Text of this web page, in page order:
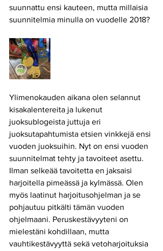
suunnattu ensi kauteen, mutta millaisia
suunnitelmia minulla on vuodelle 2018?
Ylimenokauden aikana olen selannut
kisakalentereita ja lukenut
juoksublogeista juttuja eri
juoksutapahtumista etsien vinkkejä ensi
vuoden juoksuihin. Nyt on ensi vuoden
suunnitelmat tehty ja tavoiteet asettu.
Ilman selkeää tavoitetta en jaksaisi
harjoitella pimeässä ja kylmässä. Olen
myös laatinut harjoitusohjelman ja se
pohjautuu pitkälti tämän vuoden
ohjelmaani. Peruskestävyyteni on
mielestäni kohdillaan, mutta
vauhtikestävyyttä sekä vetoharjoituksia